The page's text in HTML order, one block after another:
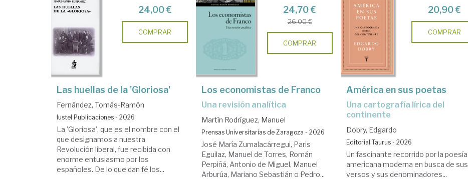
24,00 €
COMPRAR
Las huellas de la 'Gloriosa'
Fernández, Tomás-Ramón
Iustel Publicaciones - 2026
La 'Gloriosa', que es el nombre con el
que designamos a nuestra
Revolución liberal, fue recibida con
enorme entusiasmo por los
españoles. De lo que dan fé los...
24,70 €
26,00 €
COMPRAR
Los economistas de Franco
Una revisión analítica
Martín Rodríguez, Manuel
Prensas Universitarias de Zaragoza - 2026
José María Zumalacárregui, Paris
Eguilaz, Manuel de Torres, Román
Perpiñá, Antonio de Miguel, Manuel
Arburúa, Mariano Sebastián o Pedro...
20,90 €
COMPRAR
América en sus poetas
Una cartografía lírica del
continente
Dobry, Edgardo
Editorial Taurus - 2026
Un fascinante recorrido por la poesía
americana moderna en busca de sus
versos y sus denominadores...